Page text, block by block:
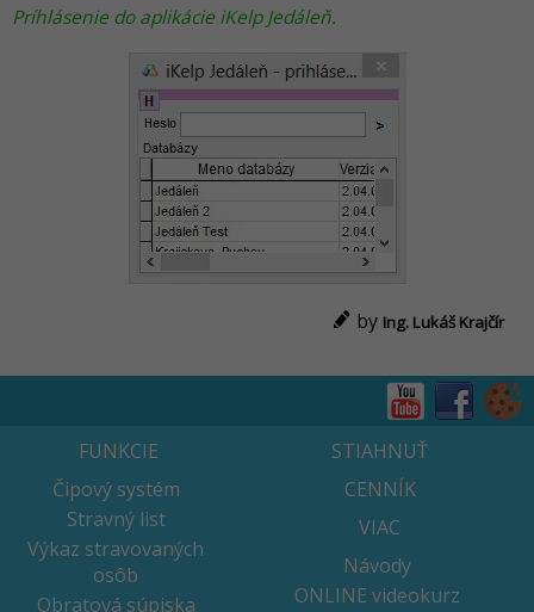
Príhlásenie do aplikácie iKelp Jedáleň.
by Ing. Lukáš Krajčír
FUNKCIE
Čipový systém
Stravný list
Výkaz stravovaných
osôb
Obratová súpiska
STIAHNUŤ
CENNÍK
VIAC
Návody
ONLINE videokurz